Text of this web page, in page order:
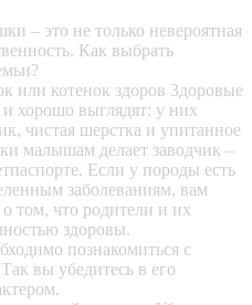
– это не только невероятная
Как выбрать
или котенок здоров Здоровые
хорошо выглядят: у них
чистая шерстка и упитанное
малышам делает заводчик –
Если у породы есть
заболеваниям, вам
том, что родители и их
здоровы.
познакомиться с
вы убедитесь в его